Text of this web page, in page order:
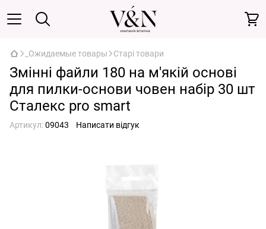
_Ожидаемые товары Старі товари
Змінні файли 180 на м'якій основі
для пилки-основи човен набір 30 шт
Сталекс pro smart
Артикул:09043 Написати відгук